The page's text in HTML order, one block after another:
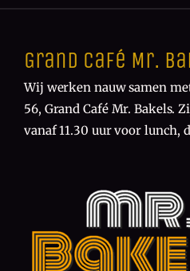
Grand Café Mr.
Wij werken nauw samen
56, Grand Café Mr. Bakels.
vanaf 11.30 uur voor lunch,